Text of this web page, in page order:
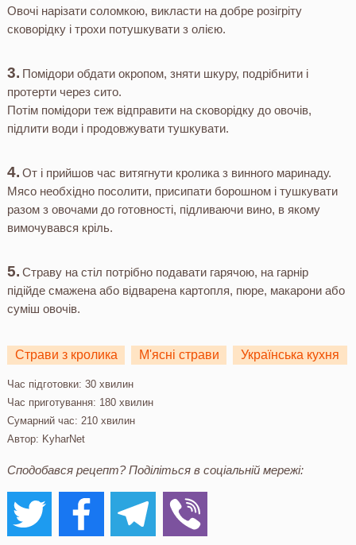
Овочі нарізати соломкою, викласти на добре розігріту
сковорідку і трохи потушкувати з олією.
Помідори обдати окропом, зняти шкуру, подрібнити і
протерти через сито.
Потім помідори теж відправити на сковорідку до овочів,
підлити води і продовжувати тушкувати.
От і прийшов час витягнути кролика з винного маринаду.
Мясо необхідно посолити, присипати борошном і тушкувати
разом з овочами до готовності, підливаючи вино, в якому
вимочувався кріль.
Страву на стіл потрібно подавати гарячою, на гарнір
підійде смажена або відварена картопля, пюре, макарони або
суміш овочів.
Страви з кролика М'ясні страви Українська кухня
Час підготовки: 30 хвилин
Час приготування: 180 хвилин
Сумарний час: 210 хвилин
Автор: KyharNet
Сподобався рецепт? Поділіться в соціальній мережі: